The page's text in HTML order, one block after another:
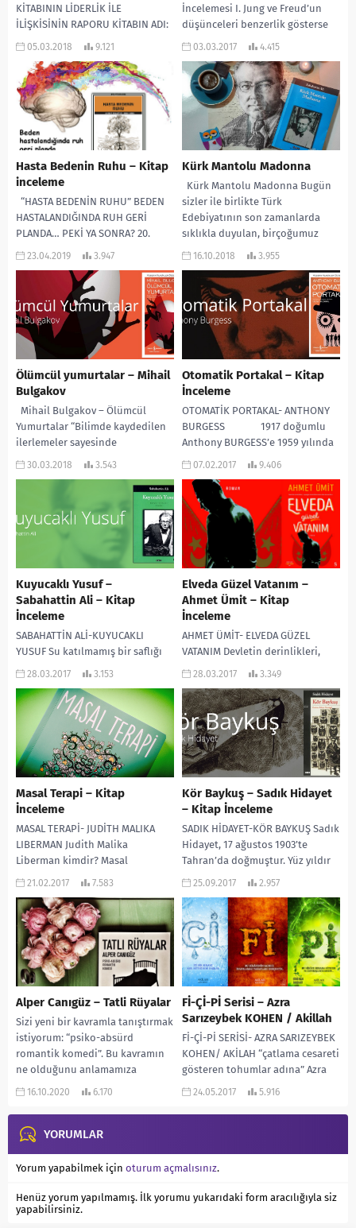
KİTABININ LİDERLİK İLE
İLİŞKİSİNİN RAPORU KİTABIN ADI:
Ölü Ozanlar Derneği KİTABIN
SAYISI:...
05.03.2018 9.121
İncelemesi I. Jung ve Freud’un
düşünceleri benzerlik gösterse
de, Jung “Ruh” kavramını Freud
03.03.2017 4.415
Hasta Bedenin Ruhu – Kitap
inceleme
“HASTA BEDENİN RUHU” BEDEN
HASTALANDIĞINDA RUH GERİ
PLANDA… PEKİ YA SONRA? 20.
yüzyılda sağlık; fiziksel bir
23.04.2019 3.947
Kürk Mantolu Madonna
Kürk Mantolu Madonna Bugün
sizler ile birlikte Türk
Edebiyatının son zamanlarda
sıklıkla duyulan, birçoğumuz
tarafından okunan, bilinen yazarı
16.10.2018 3.955
Ölümcül yumurtalar – Mihail
Bulgakov
Mihail Bulgakov – Ölümcül
Yumurtalar “Bilimde kaydedilen
ilerlemeler sayesinde
düşmanlarla rakipleri geride
Stalin döneminin yol gösterici
30.03.2018 3.543
Otomatik Portakal – Kitap
İnceleme
OTOMATİK PORTAKAL- ANTHONY
BURGESS 1917 doğumlu
Anthony BURGESS’e 1959 yılında
ameliyat edilemez bir...
07.02.2017 9.406
Kuyucaklı Yusuf –
Sabahattin Ali – Kitap
İnceleme
SABAHATTİN ALİ-KUYUCAKLI
YUSUF Su katılmamış bir saflığı
vardı Yusuf’un, öyle ki haydutlar
babasının üstünü yorganla
örtmüş “hava...
28.03.2017 3.153
Elveda Güzel Vatanım –
Ahmet Ümit – Kitap
İnceleme
AHMET ÜMİT- ELVEDA GÜZEL
VATANIM Devletin derinlikleri,
toprağın derinliklerinden daha
kaybetmekle başlar vatanımızı
kaybetmekle neticelenir…” sahi
neydi...
28.03.2017 3.349
Masal Terapi – Kitap
İnceleme
MASAL TERAPİ- JUDİTH MALIKA
LIBERMAN Judith Malika
Liberman kimdir? Masal
anlatıcısı, eğitmeni ve sanat
anlatıcısı olmak...
21.02.2017 7.583
Kör Baykuş – Sadık Hidayet
– Kitap İnceleme
SADIK HİDAYET-KÖR BAYKUŞ Sadık
Hidayet, 17 ağustos 1903’te
Tahran’da doğmuştur. Yüz yıldır
sarayda ve ülkenin edebiyat
25.09.2017 2.957
Alper Canıgüz – Tatli Rüyalar
Sizi yeni bir kavramla tanıştırmak
istiyorum: “psiko-absürd
romantik komedi”. Bu kavramın
ne olduğunu anlamamıza
yardımcı olacak en önemli ipucu,
16.10.2020 6.170
Fİ-Çİ-Pİ Serisi – Azra
Sarızeybek KOHEN / Akillah
Fİ-Çİ-Pİ SERİSİ- AZRA SARIZEYBEK
KOHEN/ AKİLAH “çatlama cesareti
gösteren tohumlar adına” Azra
Sarızeybek Kohen 1979
Üniversitesi Radyo, Televizyon...
24.05.2017 5.916
YORUMLAR
Yorum yapabilmek için oturum açmalısınız.
Henüz yorum yapılmamış. İlk yorumu yukarıdaki form aracılığıyla siz
yapabilirsiniz.